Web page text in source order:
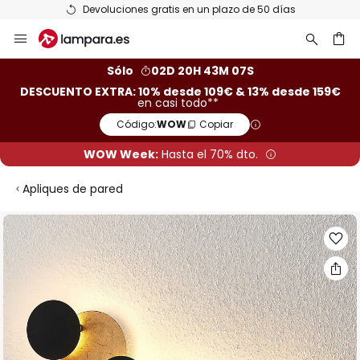
Devoluciones gratis en un plazo de 50 días
al
Sólo
02D 20H 43M 06S
DESCUENTO EXTRA: 10% desde 109€ & 13% desde 159€
en casi todo**
Código:WOW Copiar
WOW Week: Hasta el 70% dto.
Apliques de pared
Saltar
al
final
de
la
galería
de